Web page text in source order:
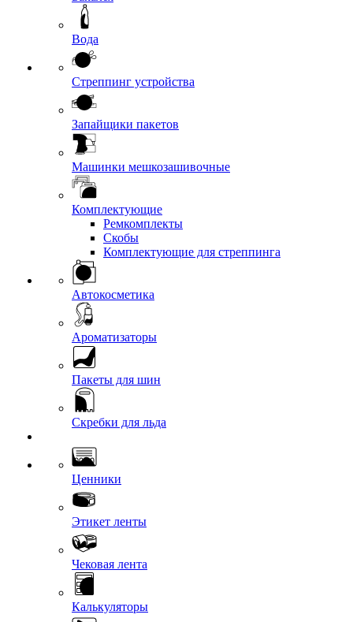
Вода
Стреппинг устройства
Запайщики пакетов
Машинки мешкозашивочные
Комплектующие
Ремкомплекты
Скобы
Комплектующие для стреппинга
Автокосметика
Ароматизаторы
Пакеты для шин
Скребки для льда
Ценники
Этикет ленты
Чековая лента
Калькуляторы